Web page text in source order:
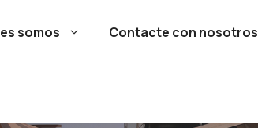
somos Contacte con nosotros